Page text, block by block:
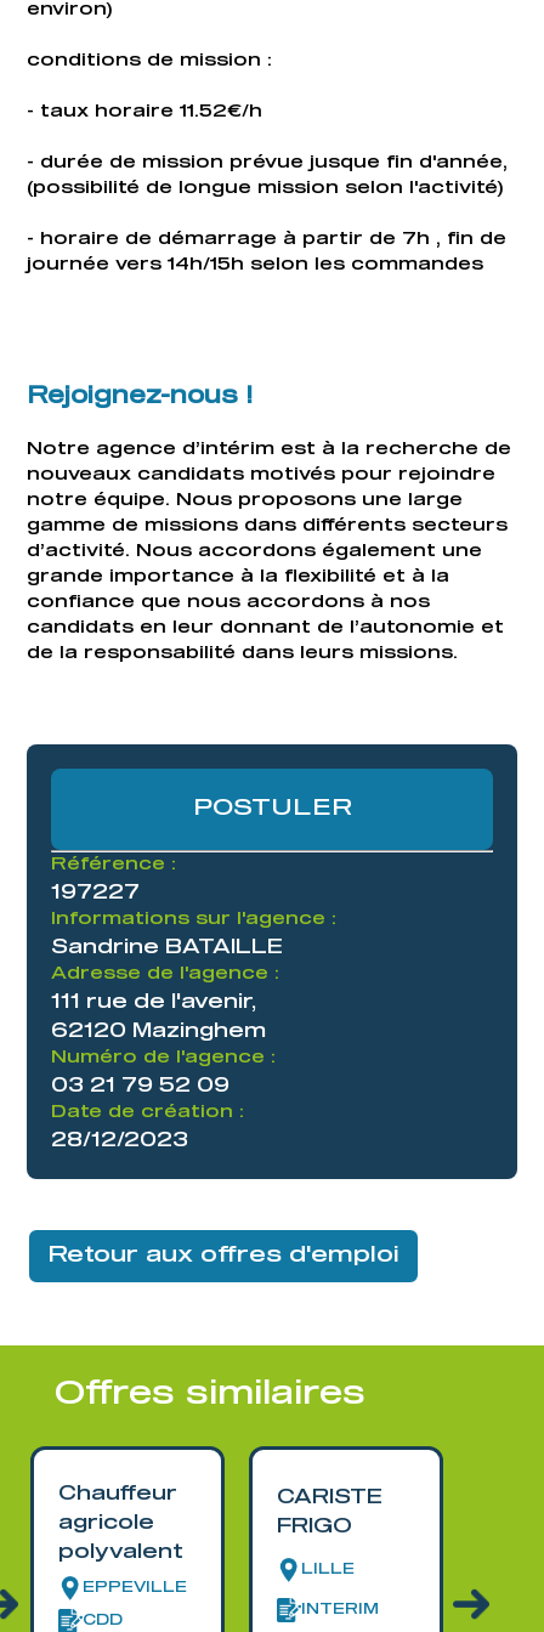
environ)
conditions de mission :
- taux horaire 11.52€/h
- durée de mission prévue jusque fin d'année,
(possibilité de longue mission selon l'activité)
- horaire de démarrage à partir de 7h , fin de
journée vers 14h/15h selon les commandes
Rejoignez-nous !
Notre agence d’intérim est à la recherche de
nouveaux candidats motivés pour rejoindre
notre équipe. Nous proposons une large
gamme de missions dans différents secteurs
d’activité. Nous accordons également une
grande importance à la flexibilité et à la
confiance que nous accordons à nos
candidats en leur donnant de l’autonomie et
de la responsabilité dans leurs missions.
POSTULER
Référence :
197227
Informations sur l'agence :
Sandrine BATAILLE
Adresse de l'agence :
111 rue de l'avenir,
62120 Mazinghem
Numéro de l'agence :
03 21 79 52 09
Date de création :
28/12/2023
Retour aux offres d'emploi
Offres similaires
Chauffeur
agricole
polyvalent
EPPEVILLE
CDD
CARISTE
FRIGO
LILLE
INTERIM